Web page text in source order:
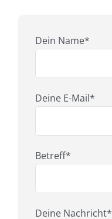
Dein Name*
Deine E-Mail*
Betreff*
Deine Nachricht*